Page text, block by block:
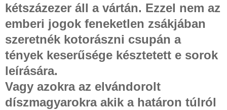
kétszázezer áll a vártán. Ezzel nem az
emberi jogok feneketlen zsákjában
szeretnék kotorászni csupán a
tények keserűsége késztetett e sorok
leírására.
Vagy azokra az elvándorolt
díszmagyarokra akik a határon túlról